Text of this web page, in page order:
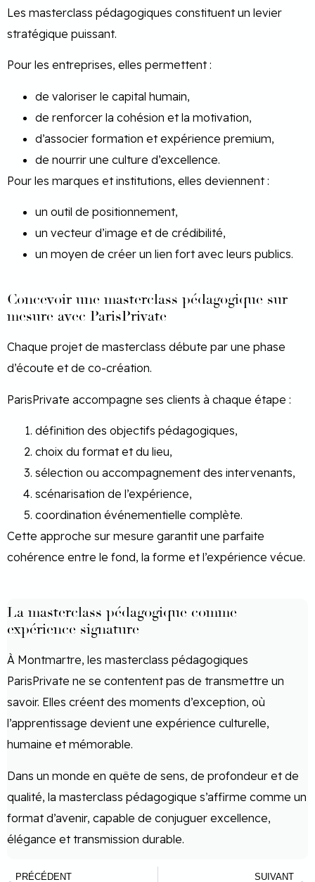
Les masterclass pédagogiques constituent un levier
stratégique puissant.
Pour les entreprises, elles permettent :
de valoriser le capital humain,
de renforcer la cohésion et la motivation,
d’associer formation et expérience premium,
de nourrir une culture d’excellence.
Pour les marques et institutions, elles deviennent :
un outil de positionnement,
un vecteur d’image et de crédibilité,
un moyen de créer un lien fort avec leurs publics.
Concevoir une masterclass pédagogique sur
mesure avec ParisPrivate
Chaque projet de masterclass débute par une phase
d’écoute et de co-création.
ParisPrivate accompagne ses clients à chaque étape :
définition des objectifs pédagogiques,
choix du format et du lieu,
sélection ou accompagnement des intervenants,
scénarisation de l’expérience,
coordination événementielle complète.
Cette approche sur mesure garantit une parfaite
cohérence entre le fond, la forme et l’expérience vécue.
La masterclass pédagogique comme
expérience signature
À Montmartre, les masterclass pédagogiques
ParisPrivate ne se contentent pas de transmettre un
savoir. Elles créent des moments d’exception, où
l’apprentissage devient une expérience culturelle,
humaine et mémorable.
Dans un monde en quête de sens, de profondeur et de
qualité, la masterclass pédagogique s’affirme comme un
format d’avenir, capable de conjuguer excellence,
élégance et transmission durable.
PRÉCÉDENT SUIVANT